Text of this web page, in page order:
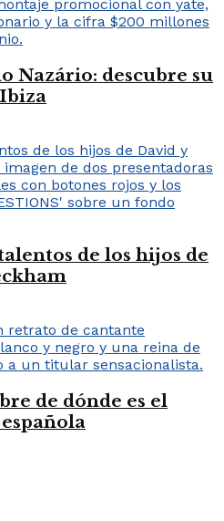
Nazário: descubre su
de los hijos de
de dónde es el